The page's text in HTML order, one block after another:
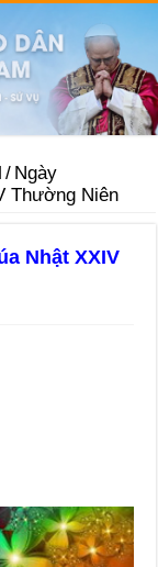
/ Ngày
Thường Niên
Nhật XXIV